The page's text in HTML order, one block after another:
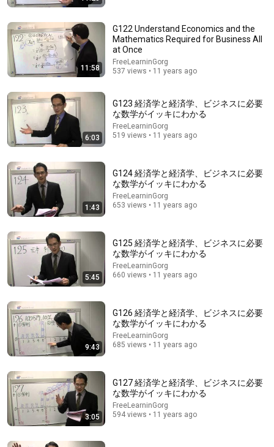
10:11
イチロー、スポーツ指導者の悩み相談に持論 “怒りの
感情”との向き合い方を明かす「舐めた子どもは叱
る」
【衝撃】三単現のsが抜けるとネイティブにはこう聞
こえます。
タロサックの海外生活ダイアリーTAROSAC 136K views
11:58
G122 Understand Economics and the
Mathematics Required for Business All
at Once
FreeLearninGorg
537 views • 11 years ago
6:03
G123 経済学と経済学、ビジネスに必要
な数学がイッキにわかる
FreeLearninGorg
519 views • 11 years ago
1:43
G124 経済学と経済学、ビジネスに必要
な数学がイッキにわかる
FreeLearninGorg
653 views • 11 years ago
5:45
G125 経済学と経済学、ビジネスに必要
な数学がイッキにわかる
FreeLearninGorg
660 views • 11 years ago
9:43
G126 経済学と経済学、ビジネスに必要
な数学がイッキにわかる
FreeLearninGorg
685 views • 11 years ago
3:05
G127 経済学と経済学、ビジネスに必要
な数学がイッキにわかる
FreeLearninGorg
594 views • 11 years ago